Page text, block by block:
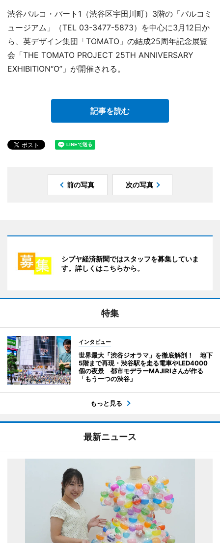
渋谷パルコ・パート1（渋谷区宇田川町）3階の「パルコミ
ュージアム」（TEL 03-3477-5873）を中心に3月12日か
ら、英デザイン集団「TOMATO」の結成25周年記念展覧
会「THE TOMATO PROJECT 25TH ANNIVERSARY
EXHIBITION“O”」が開催される。
記事を読む
前の写真 次の写真
シブヤ経済新聞ではスタッフを募集していま
す。詳しくはこちらから。
特集
インタビュー
世界最大「渋谷ジオラマ」を徹底解剖！ 地下
5階まで再現・渋谷駅を走る電車やLED4000
個の夜景 都市モデラーMAJIRIさんが作る
「もう一つの渋谷」
もっと見る
最新ニュース